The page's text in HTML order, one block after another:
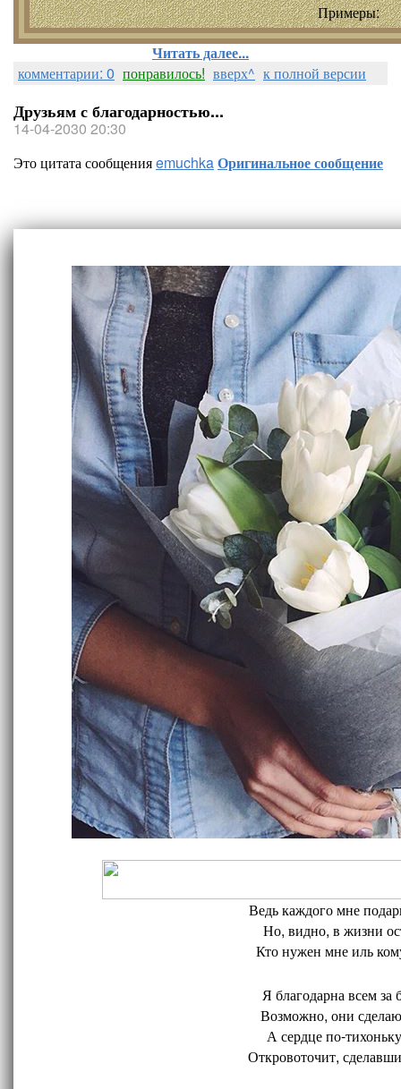
Примеры:
Читать далее...
комментарии: 0 понравилось! вверх^ к полной версии
Друзьям с благодарностью...
14-04-2030 20:30
Это цитата сообщенияemuchkaОригинальное сообщение
Ведь каждого мне
Но, видно, в жизни
Кто нужен мне иль
Я благодарна всем за
Возможно, они
А сердце по-
Откровоточит,